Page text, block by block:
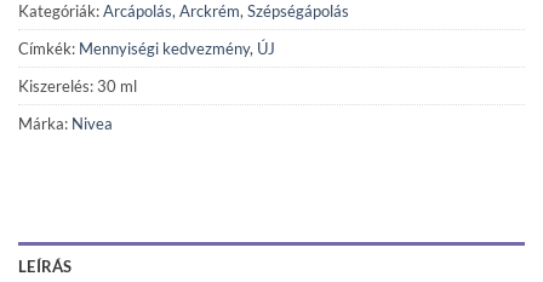
Kategóriák:Arcápolás, Arckrém, Szépségápolás
Címkék: Mennyiségi kedvezmény, ÚJ
Kiszerelés: 30 ml
Márka: Nivea
LEÍRÁS